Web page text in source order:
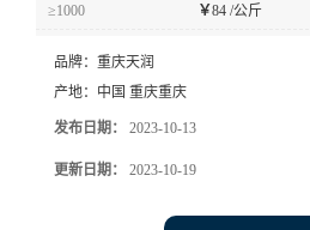
≥1000 ￥84 /公斤
品牌： 重庆天润
产地： 中国 重庆重庆
发布日期： 2023-10-13
更新日期： 2023-10-19